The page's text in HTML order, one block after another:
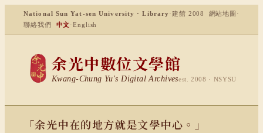
National Sun Yat-sen University · Library ·建館 2008 網站地圖 ·
聯絡我們
中文·English
余光中數位文學館
Kwang-Chung Yu's Digital Archivesest. 2008 · NSYSU
「余光中在的地方就是文學中心。」